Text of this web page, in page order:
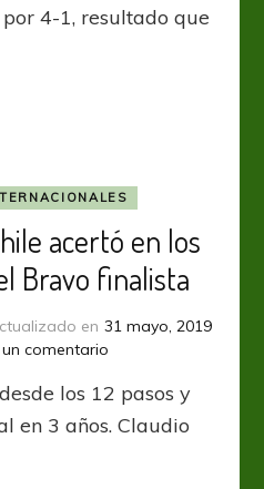
a
4-1, resultado que
acertó en los
Bravo finalista
en 31 mayo, 2019
comentarioen
Cup:
Chile
los 12 pasos y
en 3 años. Claudio